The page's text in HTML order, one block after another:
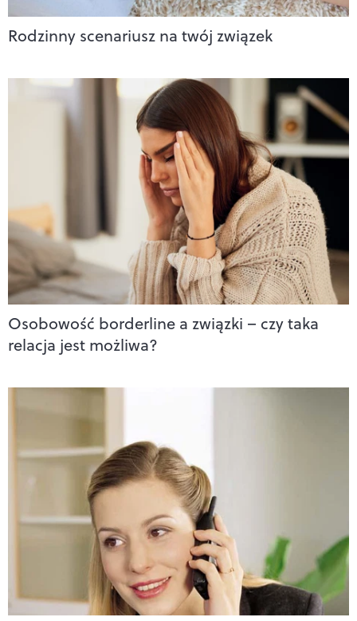
Rodzinny scenariusz na twój związek
Osobowość borderline a związki – czy taka
relacja jest możliwa?